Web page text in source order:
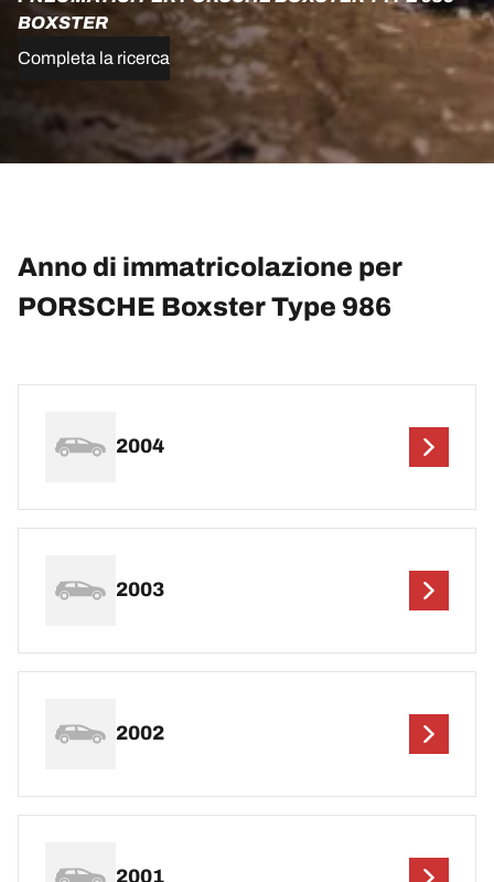
BOXSTER
Completa la ricerca
Anno di immatricolazione per
PORSCHE Boxster Type 986
2004
2003
2002
2001